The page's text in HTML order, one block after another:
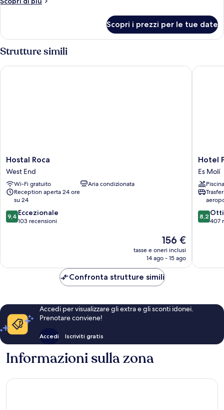
Standard
Scopri i prezzi per le tue date
Strutture simili
Hostal
Roca
West
End
Hostal Roca
West End
Wi-Fi gratuito
Aria condizionata
Reception aperta 24 ore
su 24
9.4
su
9,4 Eccezionale
103 recensioni
Il
prezzo
attuale
156 €
156 €
tasse e oneri inclusi
14 ago - 15 ago
Hostal Roca
Hotel
Puchet
Ibiza
Es
Molí
Hotel
Es Molí
Piscina
8.2
su
8,2
407
Hotel
Confronta strutture simili
Accedi per visualizzare gli extra e gli sconti idonei.
Prenotare conviene!
Accedi Iscriviti gratis
Informazioni sulla zona